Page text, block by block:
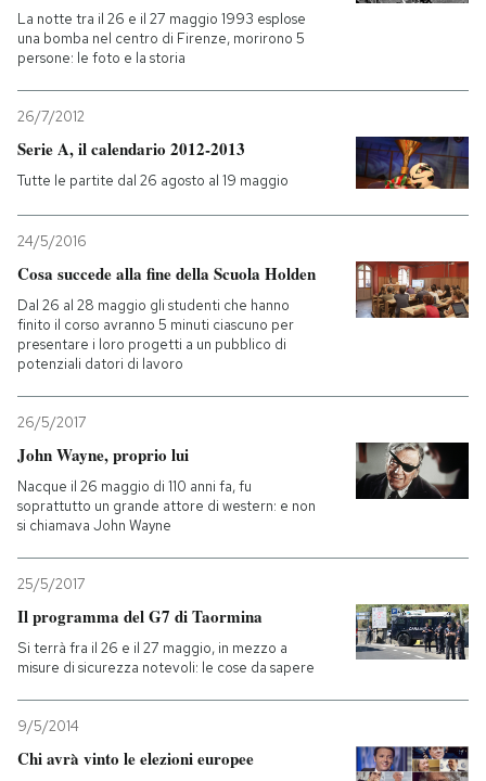
La notte tra il 26 e il 27 maggio 1993 esplose
una bomba nel centro di Firenze, morirono 5
persone: le foto e la storia
26/7/2012
Serie A, il calendario 2012-2013
Tutte le partite dal 26 agosto al 19 maggio
24/5/2016
Cosa succede alla fine della Scuola Holden
Dal 26 al 28 maggio gli studenti che hanno
finito il corso avranno 5 minuti ciascuno per
presentare i loro progetti a un pubblico di
potenziali datori di lavoro
26/5/2017
John Wayne, proprio lui
Nacque il 26 maggio di 110 anni fa, fu
soprattutto un grande attore di western: e non
si chiamava John Wayne
25/5/2017
Il programma del G7 di Taormina
Si terrà fra il 26 e il 27 maggio, in mezzo a
misure di sicurezza notevoli: le cose da sapere
9/5/2014
Chi avrà vinto le elezioni europee